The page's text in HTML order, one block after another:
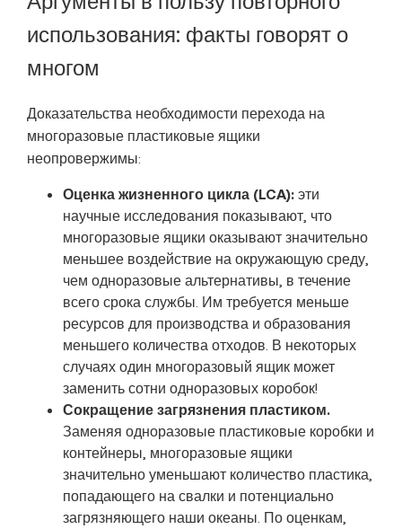
использования: факты говорят о
многом
Доказательства необходимости перехода на
многоразовые пластиковые ящики
неопровержимы:
Оценка жизненного цикла (LCA): эти
научные исследования показывают, что
многоразовые ящики оказывают значительно
меньшее воздействие на окружающую среду,
чем одноразовые альтернативы, в течение
всего срока службы. Им требуется меньше
ресурсов для производства и образования
меньшего количества отходов. В некоторых
случаях один многоразовый ящик может
заменить сотни одноразовых коробок!
Сокращение загрязнения пластиком.
Заменяя одноразовые пластиковые коробки и
контейнеры, многоразовые ящики
значительно уменьшают количество пластика,
попадающего на свалки и потенциально
загрязняющего наши океаны. По оценкам,